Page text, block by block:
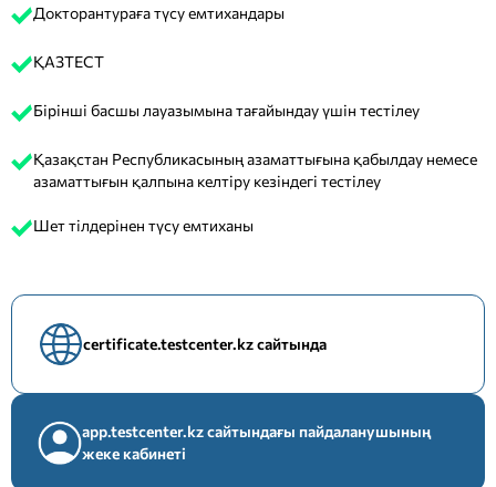
Докторантураға түсу емтихандары
ҚАЗТЕСТ
Бірінші басшы лауазымына тағайындау үшін тестілеу
Қазақстан Республикасының азаматтығына қабылдау немесе
азаматтығын қалпына келтіру кезіндегі тестілеу
Шет тілдерінен түсу емтиханы
certificate.testcenter.kz сайтында
app.testcenter.kz сайтындағы пайдаланушының
жеке кабинеті